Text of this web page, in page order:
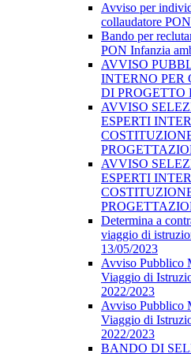
Avviso per
collaudatore
Bando per
PON Infanzia
AVVISO
INTERNO PER
DI PROGETTO
AVVISO
ESPERTI
AVVISO
ESPERTI
Determina a
viaggio di
13/05/2023
Avviso Pubblico
Viaggio di
2022/2023
Avviso Pubblico
Viaggio di
2022/2023
BANDO DI